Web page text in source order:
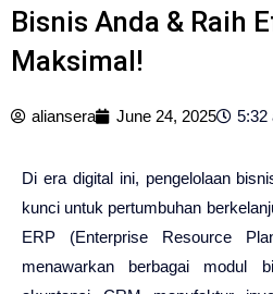
Bisnis Anda & Raih
Maksimal!
aliansera June 24, 2025 5:32
Di era digital ini, pengelolaan
kunci untuk pertumbuhan
ERP (Enterprise Resource
menawarkan berbagai modul